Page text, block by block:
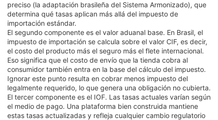
preciso (la adaptación brasileña del Sistema Armonizado), que
determina qué tasas aplican más allá del impuesto de
importación estándar.
El segundo componente es el valor aduanal base. En Brasil, el
impuesto de importación se calcula sobre el valor CIF, es decir,
el costo del producto más el seguro más el flete internacional.
Eso significa que el costo de envío que la tienda cobra al
consumidor también entra en la base del cálculo del impuesto.
Ignorar este punto resulta en cobrar menos impuesto del
legalmente requerido, lo que genera una obligación no cubierta.
El tercer componente es el IOF. Las tasas actuales varían según
el medio de pago. Una plataforma bien construida mantiene
estas tasas actualizadas y refleja cualquier cambio regulatorio